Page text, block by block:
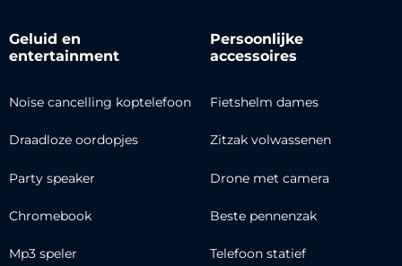
Geluid en
entertainment
Noise cancelling koptelefoon
Draadloze oordopjes
Party speaker
Chromebook
Mp3 speler
Persoonlijke
accessoires
Fietshelm dames
Zitzak volwassenen
Drone met camera
Beste pennenzak
Telefoon statief